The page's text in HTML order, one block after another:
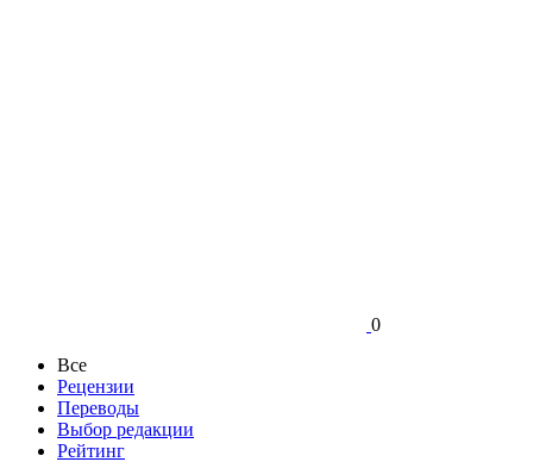
0
Все
Рецензии
Переводы
Выбор редакции
Рейтинг